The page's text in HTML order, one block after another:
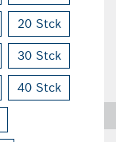
20 Stck
30 Stck
40 Stck